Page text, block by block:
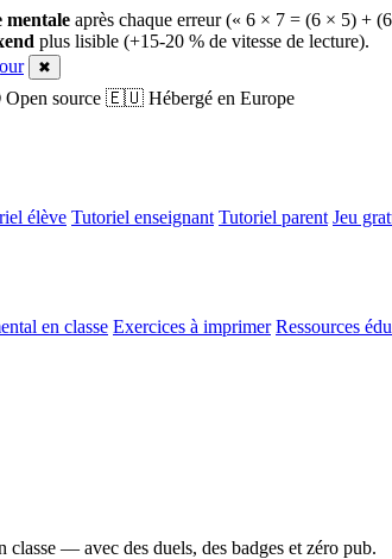
mentale après chaque erreur (« 6 × 7 = (6 × 5) +
plus lisible (+15-20 % de vitesse de lecture).
✖
Open source 🇪🇺 Hébergé en Europe
élève Tutoriel enseignant Tutoriel parent Jeu
en classe Exercices à imprimer Ressources
— avec des duels, des badges et zéro pub.